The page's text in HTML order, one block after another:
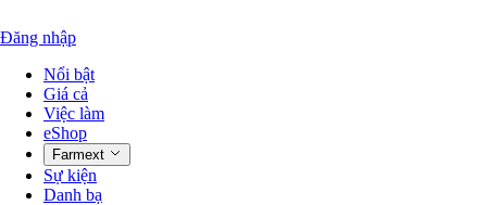
Đăng nhập
Nổi bật
Giá cả
Việc làm
eShop
Farmext
Sự kiện
Danh bạ